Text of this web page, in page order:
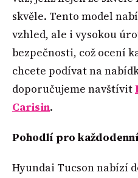
skvěle. Tento model
vzhled, ale i vysokou
bezpečnosti, což ocení
chcete podívat na
doporučujeme navštívit
Carisin.
Pohodlí pro
Hyundai Tucson nabízí